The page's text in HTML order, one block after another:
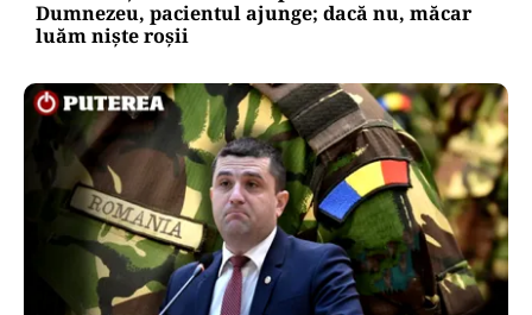
Dumnezeu, pacientul ajunge; dacă nu, măcar
luăm niște roșii